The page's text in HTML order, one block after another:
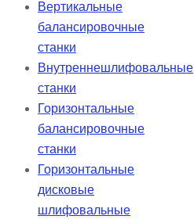
Вертикальные
балансировочные
станки
Внутреннешлифовальные
станки
Горизонтальные
балансировочные
станки
Горизонтальные
дисковые
шлифовальные